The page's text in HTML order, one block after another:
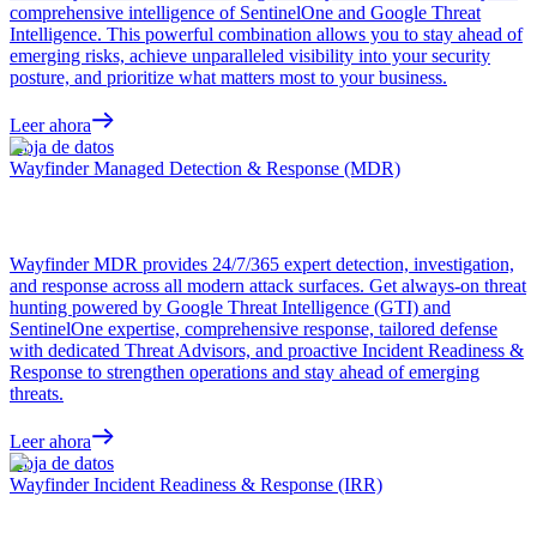
comprehensive intelligence of SentinelOne and Google Threat
Intelligence. This powerful combination allows you to stay ahead of
emerging risks, achieve unparalleled visibility into your security
posture, and prioritize what matters most to your business.
Leer ahora
Hoja de datos
Wayfinder Managed Detection & Response (MDR)
Wayfinder MDR provides 24/7/365 expert detection, investigation,
and response across all modern attack surfaces. Get always-on threat
hunting powered by Google Threat Intelligence (GTI) and
SentinelOne expertise, comprehensive response, tailored defense
with dedicated Threat Advisors, and proactive Incident Readiness &
Response to strengthen operations and stay ahead of emerging
threats.
Leer ahora
Hoja de datos
Wayfinder Incident Readiness & Response (IRR)